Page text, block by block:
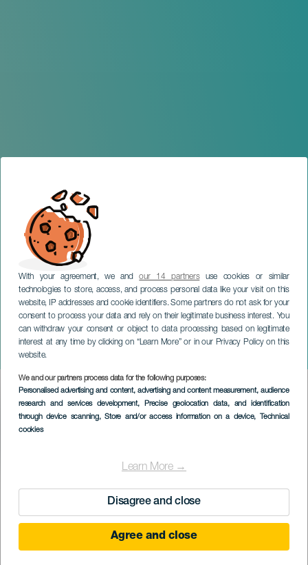
With your agreement, we andour 14 partnersuse cookies or similar
technologies to store, access, and process personal data like your visit on this
website, IP addresses and cookie identifiers. Some partners do not ask for your
consent to process your data and rely on their legitimate business interest. You
can withdraw your consent or object to data processing based on legitimate
interest at any time by clicking on “Learn More” or in our Privacy Policy on this
website.
We and our partners process data for the following purposes:
Personalised advertising and content, advertising and content measurement, audience
research and services development, Precise geolocation data, and identification
through device scanning, Store and/or access information on a device, Technical
cookies
Learn More →
Disagree and close
Agree and close
TLP Tenerife Summer
TENERIFE
Imagen
Listado
Localidad
Santa Cruz de Tenerife